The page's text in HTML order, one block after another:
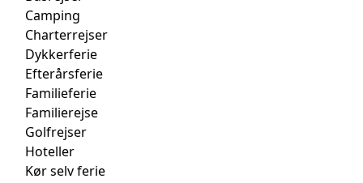
Camping
Charterrejser
Dykkerferie
Efterårsferie
Familieferie
Familierejse
Golfrejser
Hoteller
Kør selv ferie